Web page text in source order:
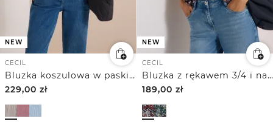
NEW
CECIL
Bluzka koszulowa w paski z długim rękawem
229,00 zł
NEW
CECIL
Bluzka z rękawem 3/4 i nadrukiem
189,00 zł